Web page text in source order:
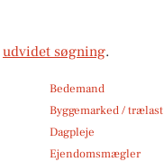
udvidet søgning.
Bedemand
Byggemarked / trælast
Dagpleje
Ejendomsmægler